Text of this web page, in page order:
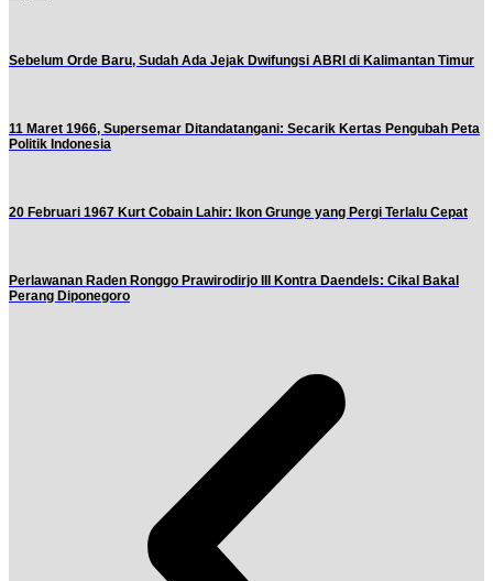
Sebelum Orde Baru, Sudah Ada Jejak Dwifungsi ABRI di Kalimantan Timur
11 Maret 1966, Supersemar Ditandatangani: Secarik Kertas Pengubah Peta
Politik Indonesia
20 Februari 1967 Kurt Cobain Lahir: Ikon Grunge yang Pergi Terlalu Cepat
Perlawanan Raden Ronggo Prawirodirjo III Kontra Daendels: Cikal Bakal
Perang Diponegoro